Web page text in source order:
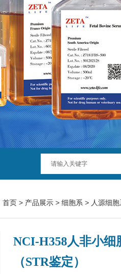
首页 > 产品展示 > 细胞系 > 人源细胞
NCI-H358人非小细
（STR鉴定）